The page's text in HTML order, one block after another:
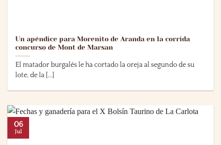
Un apéndice para Morenito de Aranda en la corrida
concurso de Mont de Marsan
El matador burgalés le ha cortado la oreja al segundo de su
lote, de la [...]
06
Jul